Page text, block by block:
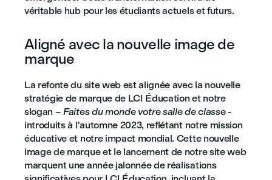
véritable hub pour les étudiants actuels et futurs.
Aligné avec la nouvelle image de
marque
La refonte du site web est alignée avec la nouvelle
stratégie de marque de LCI Éducation et notre
slogan –Faites du monde votre salle de classe-
introduits à l'automne 2023, reflétant notre mission
éducative et notre impact mondial. Cette nouvelle
image de marque et le lancement de notre site web
marquent une année jalonnée de réalisations